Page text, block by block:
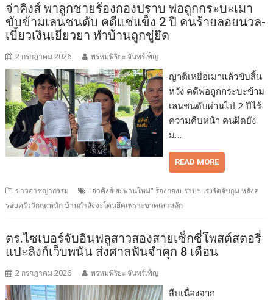
จ่าคิงส์ พาลูกชายร้องกองปราบ พ่อถูกกระบะเมา
ขับข้ามเลนชนดับ คดีแช่แข็ง 2 ปี คนร้ายลอยนวล-
เบี้ยวเงินเยียวยา ทำบ้านถูกขู่ยึด
2 กรกฎาคม 2026 พรหมพิริยะ จันทร์เพ็ญ
ญาติเหยื่อเมาแล้วขับสิ้น
หวัง คดีพ่อถูกกระบะข้าม
เลนชนดับผ่านไป 2 ปีไร้
ความคืบหน้า คนผิดยัง
ม…
READ MORE
ข่าวอาชญากรรม
"จ่าคิงส์ สะพานใหม่" ร้องกองปราบฯ เร่งรัดจับกุม หลังค
รอบครัววิกฤตหนัก บ้านกำลังจะโดนยึดเพราะขาดเสาหลัก
ตร.ไซเบอร์จับอินฟลูสาวสองสายเซ็กซี่โพสต์สตอรี่
แปะลิงก์เว็บพนัน ส่งศาลฟันจำคุก 8 เดือน
2 กรกฎาคม 2026 พรหมพิริยะ จันทร์เพ็ญ
สืบเนื่องจาก